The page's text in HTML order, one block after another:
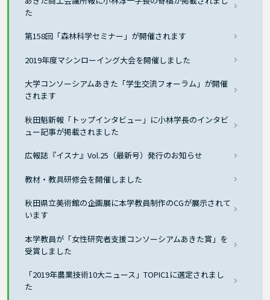
た
第158回「森林科学セミナー」が開催されます
2019年度マシンローイング大会を開催しました
大学コンソーシアムあきた「学生交流フォーラム」が開催
されます
秋田魁新報「トップインタビュー」に小林学長のインタビ
ュー記事が掲載されました
広報誌『イスナ』Vol.25（最新号）発行のお知らせ
教材・教具研修会を開催しました
秋田県立美術館の企画展に本学教員制作のCGが展示されて
います
本学教員が「女性研究者支援コンソーシアムあきた賞」を
受賞しました
「2019年農業技術10大ニュース」TOPIC1に選定されまし
た